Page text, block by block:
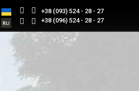
+38 (093) 524 - 28 - 27
+38 (096) 524 - 28 - 27